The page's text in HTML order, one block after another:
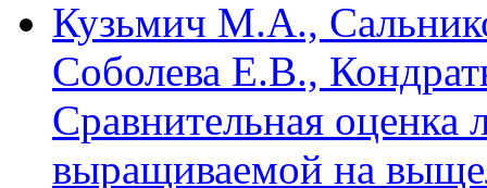
Кузьмич М.А.,
Соболева Е.В.,
Сравнительная оценка
выращиваемой на